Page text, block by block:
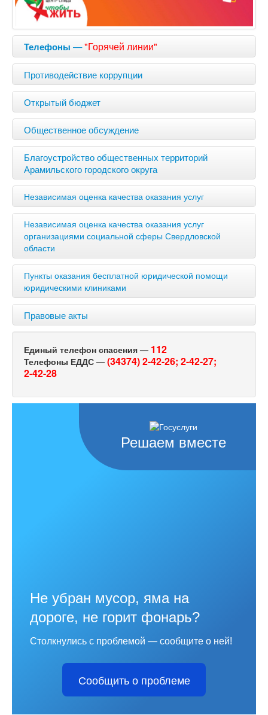
Телефоны —"Горячей линии"
Противодействие коррупции
Открытый бюджет
Общественное обсуждение
Благоустройство общественных территорий
Арамильского городского округа
Независимая оценка качества оказания услуг
Независимая оценка качества оказания услуг
организациями социальной сферы Свердловской
области
Пункты оказания бесплатной юридической помощи
юридическими клиниками
Правовые акты
Единый телефон спасения — 112
Телефоны ЕДДС — (34374) 2-42-26; 2-42-27;
2-42-28
Решаем вместе
Не убран мусор, яма на
дороге, не горит фонарь?
Столкнулись с проблемой — сообщите о ней!
Сообщить о проблеме